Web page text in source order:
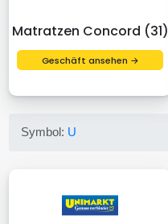
Matratzen Concord (31)
Geschäft ansehen →
Symbol: U